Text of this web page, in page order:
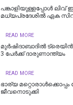
പങ്കാളിയുള്ളപ്പോള്‍ ലിവ്‌
മധ്യപ്രദേശിൽ ഏക
READ MORE
മുർഷിദാബാദിൽ ട്രെയിൻ
3 പേർക്ക് ദാരുണാന്ത്യം
READ MORE
ഭാര്യ മറ്റൊരാൾക്കൊപ്പം
ജീവനൊടുക്കി